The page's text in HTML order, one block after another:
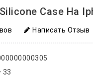
Case На
Написать Отзыв
33